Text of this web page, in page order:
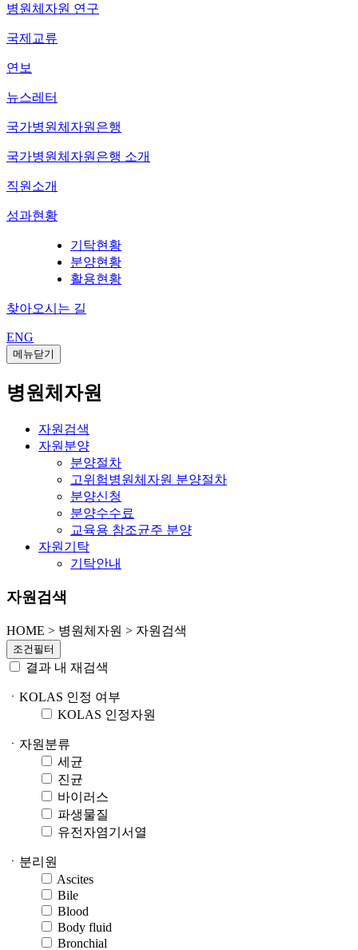
병원체자원 연구
국제교류
연보
뉴스레터
국가병원체자원은행
국가병원체자원은행 소개
직원소개
성과현황
기탁현황
분양현황
활용현황
찾아오시는 길
ENG
메뉴닫기
병원체자원
자원검색
자원분양
분양절차
고위험병원체자원 분양절차
분양신청
분양수수료
교육용 참조균주 분양
자원기탁
기탁안내
자원검색
HOME > 병원체자원 > 자원검색
조건필터
결과 내 재검색
ㆍKOLAS 인정 여부
KOLAS 인정자원
ㆍ자원분류
세균
진균
바이러스
파생물질
유전자염기서열
ㆍ분리원
Ascites
Bile
Blood
Body fluid
Bronchial